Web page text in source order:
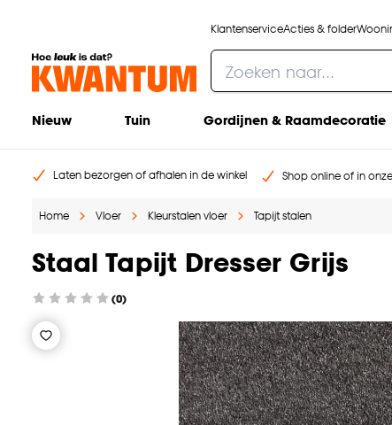
KlantenserviceActies & folder
Nieuw Tuin Gordijnen & Raamdecoratie
Laten bezorgen of afhalen in de winkel Shop online of in
Home Vloer Kleurstalen vloer Tapijt stalen
Staal Tapijt Dresser Grijs
(0)